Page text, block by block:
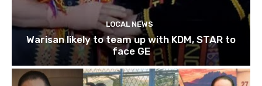
LOCAL NEWS
Warisan likely to team up with KDM, STAR to
face GE